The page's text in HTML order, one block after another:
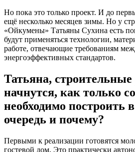
Но пока это только проект. И до
ещё несколько месяцев зимы. Но у
«Ойкумены» Татьяны Сухина есть
будут применяться технологии,
работе, отвечающие требованиям
энергоэффективных стандартов.
Татьяна,
начнутся, как только
необходимо построить
очередь и почему?
Первыми к реализации готовятся
гостевой дом. Это практически